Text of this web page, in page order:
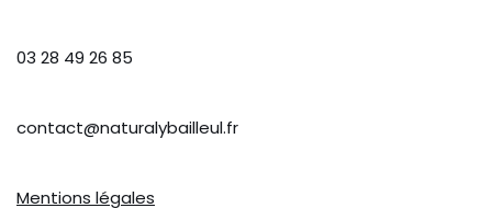
03 28 49 26 85
contact@naturalybailleul.fr
Mentions légales